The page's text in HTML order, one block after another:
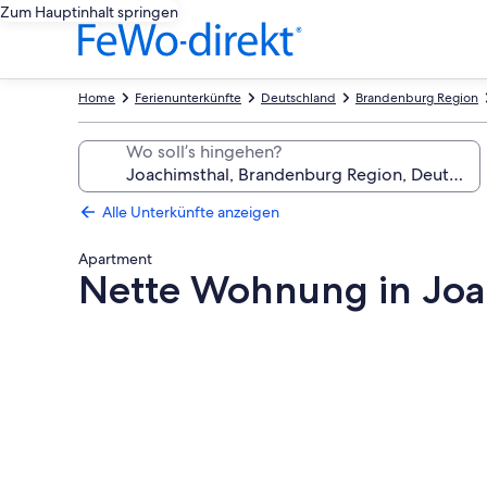
Zum Hauptinhalt springen
Brandenburg Region
Deutschland
Ferienunterkünfte
Home
Wo soll’s hingehen?
Alle Unterkünfte anzeigen
Apartment
Nette Wohnung in